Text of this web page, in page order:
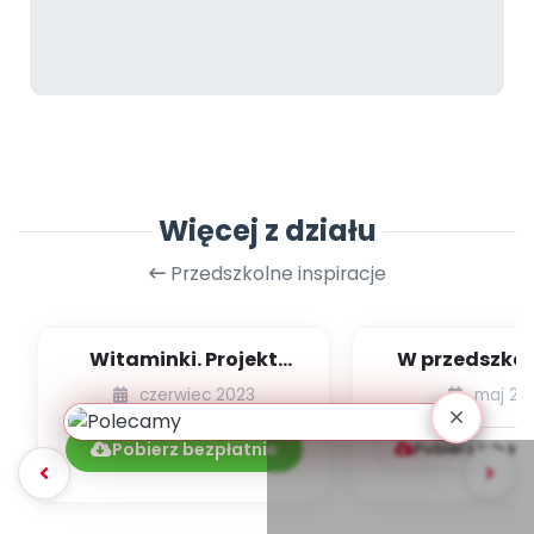
Więcej z działu
Przedszkolne inspiracje
Witaminki. Projekt
edukacyjny promujący
zdrowe nawyki ż...
czerwiec 2023
Pobierz bezpłatnie
W
bajce
inspiracje -
maj
Pobierz lub